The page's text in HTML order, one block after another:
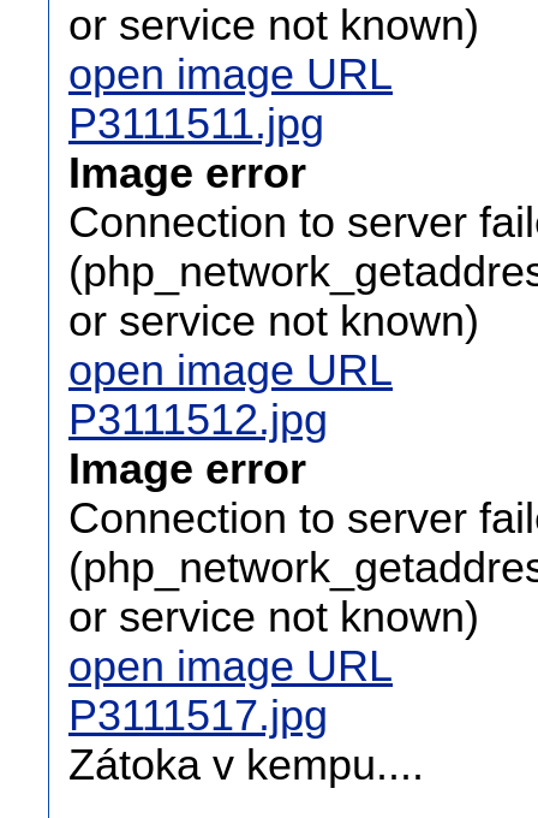
or service not known)
open image URL
P3111511.jpg
Image error
Connection to server
or service not known)
open image URL
P3111512.jpg
Image error
Connection to server
or service not known)
open image URL
P3111517.jpg
Zátoka v kempu....